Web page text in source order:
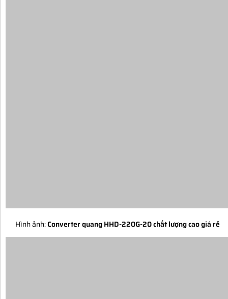
Hình ảnh:Converter quang HHD-220G-20 chất lượng cao giá rẻ